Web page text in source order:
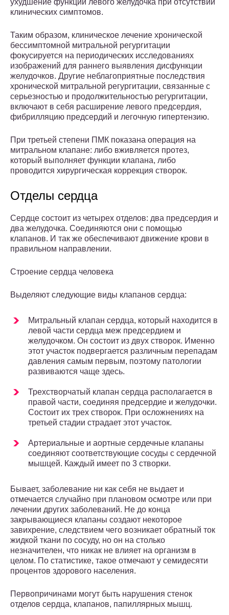
ухудшение функции левого желудочка при отсутствии
клинических симптомов.
Таким образом, клиническое лечение хронической
бессимптомной митральной регургитации
фокусируется на периодических исследованиях
изображений для раннего выявления дисфункции
желудочков. Другие неблагоприятные последствия
хронической митральной регургитации, связанные с
серьезностью и продолжительностью регургитации,
включают в себя расширение левого предсердия,
фибрилляцию предсердий и легочную гипертензию.
При третьей степени ПМК показана операция на
митральном клапане: либо вживляется протез,
который выполняет функции клапана, либо
проводится хирургическая коррекция створок.
Отделы сердца
Сердце состоит из четырех отделов: два предсердия и
два желудочка. Соединяются они с помощью
клапанов. И так же обеспечивают движение крови в
правильном направлении.
Строение сердца человека
Выделяют следующие виды клапанов сердца:
Митральный клапан сердца, который находится в
левой части сердца меж предсердием и
желудочком. Он состоит из двух створок. Именно
этот участок подвергается различным перепадам
давления самым первым, поэтому патологии
развиваются чаще здесь.
Трехстворчатый клапан сердца располагается в
правой части, соединяя предсердие и желудочки.
Состоит их трех створок. При осложнениях на
третьей стадии страдает этот участок.
Артериальные и аортные сердечные клапаны
соединяют соответствующие сосуды с сердечной
мышцей. Каждый имеет по 3 створки.
Бывает, заболевание ни как себя не выдает и
отмечается случайно при плановом осмотре или при
лечении других заболеваний. Не до конца
закрывающиеся клапаны создают некоторое
завихрение, следствием чего возникает обратный ток
жидкой ткани по сосуду, но он на столько
незначителен, что никак не влияет на организм в
целом. По статистике, такое отмечают у семидесяти
процентов здорового населения.
Первопричинами могут быть нарушения стенок
отделов сердца, клапанов, папиллярных мышц.